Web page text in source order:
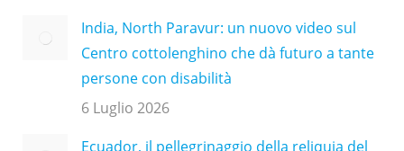
India, North Paravur: un nuovo video sul
Centro cottolenghino che dà futuro a tante
persone con disabilità
6 Luglio 2026
Ecuador, il pellegrinaggio della reliquia del